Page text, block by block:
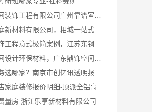
量房 浙江乐享新材料有限公司